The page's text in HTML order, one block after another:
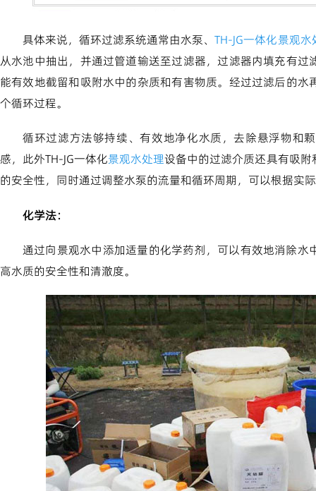
具体来说，循环过滤系统通常由水泵、TH-JG一体化景观
从水池中抽出，并通过管道输送至过滤器，过滤器内填充有
能有效地截留和吸附水中的杂质和有害物质。经过过滤后的
个循环过程。
循环过滤方法够持续、有效地净化水质，去除悬浮物和
感，此外TH-JG一体化景观水处理设备中的过滤介质还具有吸
的安全性，同时通过调整水泵的流量和循环周期，可以根据实
化学法：
通过向景观水中添加适量的化学药剂，可以有效地消除
高水质的安全性和清澈度。